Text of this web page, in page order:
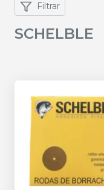
Filtrar
SCHELBLE